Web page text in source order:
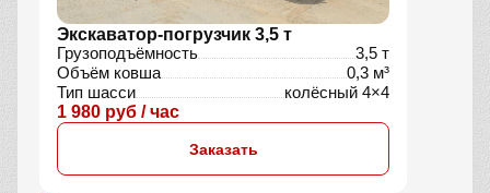
Экскаватор-погрузчик 3,5 т
Грузоподъёмность
3,5 т
Объём ковша
0,3 м³
Тип шасси
колёсный 4×4
1 980 руб / час
Заказать